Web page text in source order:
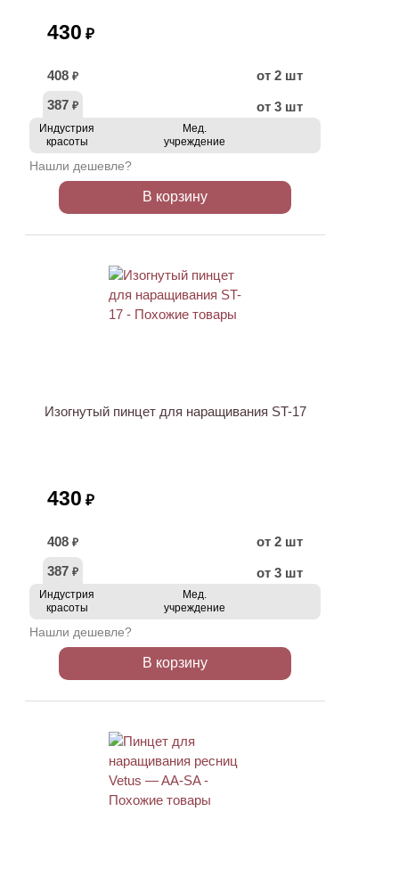
430 ₽
408 ₽
от 2 шт
387 ₽ от 3 шт
Индустрия
красоты
Мед.
учреждение
Нашли дешевле?
В корзину
Изогнутый пинцет для наращивания ST-17
430 ₽
408 ₽
от 2 шт
387 ₽ от 3 шт
Индустрия
красоты
Мед.
учреждение
Нашли дешевле?
В корзину